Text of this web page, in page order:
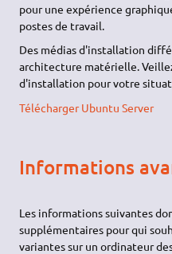
pour une expérience
postes de travail.
Des médias d'installation
architecture matérielle.
d'installation pour votre
Télécharger Ubuntu Server
Informations
Les informations suivantes
supplémentaires pour qui
variantes sur un ordinateur